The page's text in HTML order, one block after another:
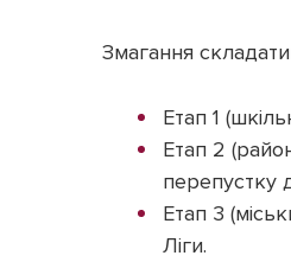
Змагання
Етап 1
Етап 2
перепустку
Етап 3
Ліги.